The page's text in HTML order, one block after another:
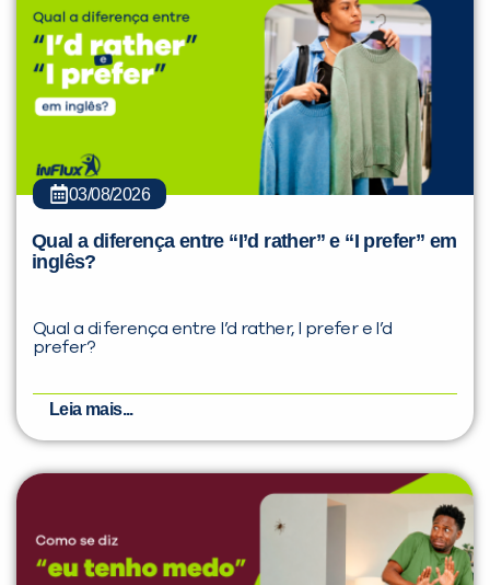
03/08/2026
Qual a diferença entre “I’d rather” e “I prefer” em
inglês?
Qual a diferença entre I’d rather, I prefer e I’d
prefer?
Leia mais...